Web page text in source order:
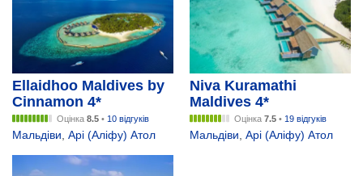
Ellaidhoo Maldives by
Cinnamon 4*
Оцінка 8.5 • 10 відгуків
Мальдіви, Арі (Аліфу) Атол
Niva Kuramathi
Maldives 4*
Оцінка 7.5 • 19 відгуків
Мальдіви, Арі (Аліфу) Атол